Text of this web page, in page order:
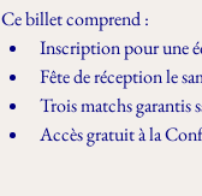
Ce billet comprend :
Inscription pour une
Fête de réception le
Trois matchs garantis
Accès gratuit à la